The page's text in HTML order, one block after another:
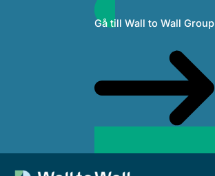
Gå till Wall to Wall Group